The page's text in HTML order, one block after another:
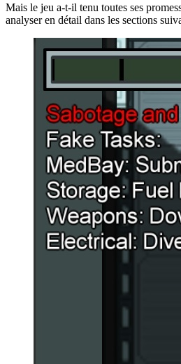
Mais le jeu a-t-il tenu toutes ses
analyser en détail dans les sections